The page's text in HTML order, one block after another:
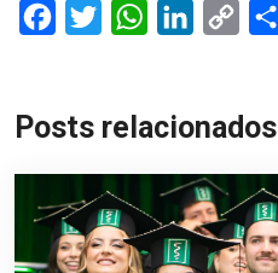
FacebookTwitterWhatsAppLinkedIn
Copy
Posts relacionados